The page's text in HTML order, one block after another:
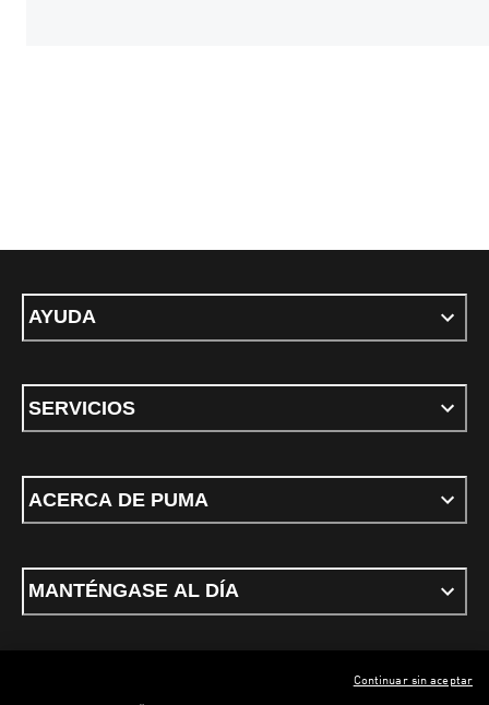
AYUDA
SERVICIOS
ACERCA DE PUMA
MANTÉNGASE AL DÍA
Continuar sin aceptar